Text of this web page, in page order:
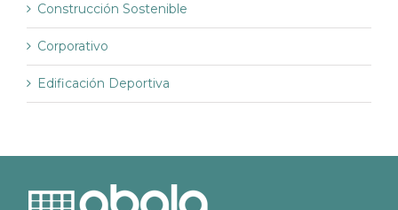
Construcción Sostenible
Corporativo
Edificación Deportiva